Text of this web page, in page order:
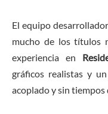
El equipo
mucho de los títulos
experiencia en
gráficos realistas y
acoplado y sin tiempos